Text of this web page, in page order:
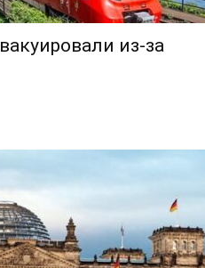
из-за